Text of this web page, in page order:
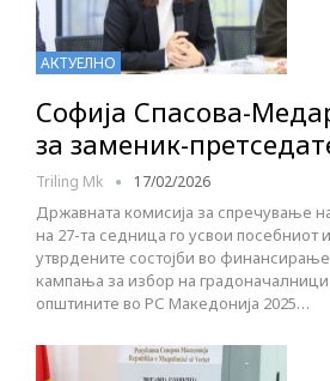
АКТУЕЛНО
Софија Спасова-
за заменик-
Triling Mk 17/02/2026
Државната комисија за спречување
на 27-та седница го усвои посебниот
утврдените состојби во
кампања за избор на
општините во РС Македонија 2025…